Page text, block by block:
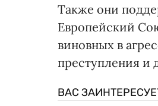
Также они
Европейский
виновных в
преступления и
ВАС